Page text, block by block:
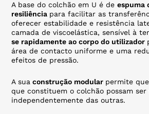
A base do colchão em U é deespuma
resiliência para facilitar as
oferecer estabilidade e resistência
camada de viscoelástica, sensível à
se rapidamente ao corpo do utilizador
área de contacto uniforme e uma
efeitos de pressão.
A sua construção modular permite
que constituem o colchão possam
independentemente das outras.